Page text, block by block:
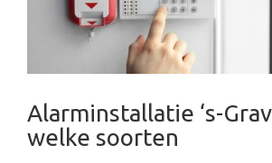
Alarminstallatie ‘s-
welke soorten